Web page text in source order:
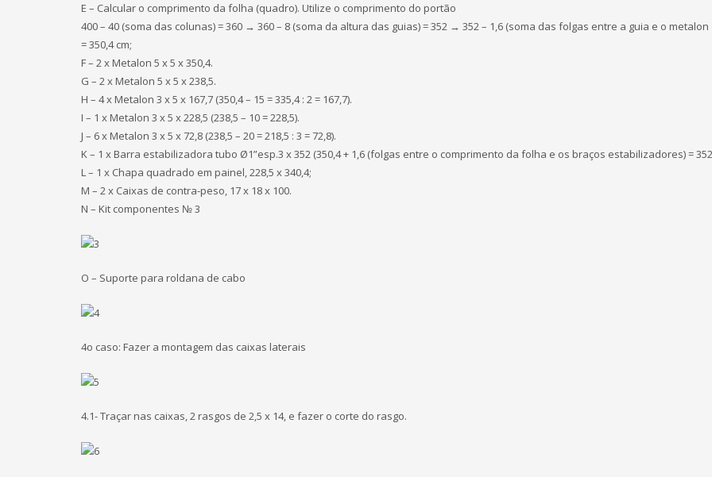
E – Calcular o comprimento da folha (quadro). Utilize o comprimento do portão
400 – 40 (soma das colunas) = 360 → 360 – 8 (soma da altura das guias) = 352 → 352 – 1,6 (soma das folgas entre a guia e o
= 350,4 cm;
F – 2 x Metalon 5 x 5 x 350,4.
G – 2 x Metalon 5 x 5 x 238,5.
H – 4 x Metalon 3 x 5 x 167,7 (350,4 – 15 = 335,4 : 2 = 167,7).
I – 1 x Metalon 3 x 5 x 228,5 (238,5 – 10 = 228,5).
J – 6 x Metalon 3 x 5 x 72,8 (238,5 – 20 = 218,5 : 3 = 72,8).
K – 1 x Barra estabilizadora tubo Ø1”esp.3 x 352 (350,4 + 1,6 (folgas entre o comprimento da folha e os braços estabilizadores) =
L – 1 x Chapa quadrado em painel, 228,5 x 340,4;
M – 2 x Caixas de contra-peso, 17 x 18 x 100.
N – Kit componentes № 3
O – Suporte para roldana de cabo
4o caso: Fazer a montagem das caixas laterais
4.1- Traçar nas caixas, 2 rasgos de 2,5 x 14, e fazer o corte do rasgo.